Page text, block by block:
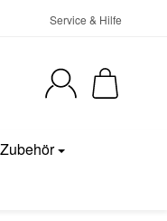
Service & Hilfe
Zubehör